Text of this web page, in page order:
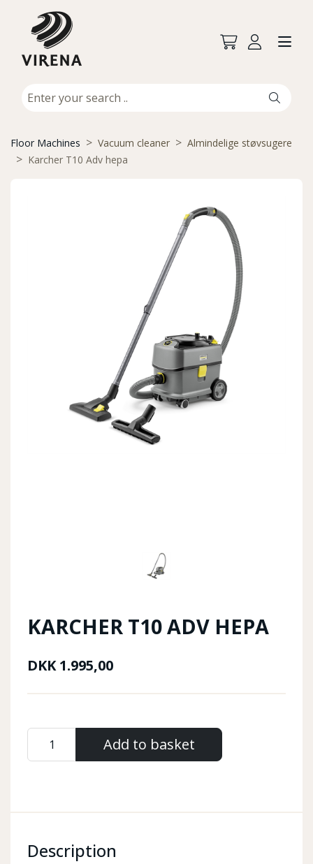
Floor Machines Vacuum cleaner
Almindelige støvsugere
Karcher T10 Adv hepa
KARCHER T10 ADV HEPA
DKK1.995,00
Add to basket
Description